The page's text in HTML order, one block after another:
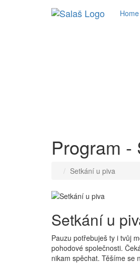
Home
Program -
Setkání u piva
Setkání u
Pauzu potřebuješ ty i tvůj
pohodové společnosti.
nikam spěchat. Těšíme se